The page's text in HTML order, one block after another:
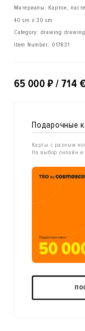
Материалы: Картон,
40 sm x 30 sm
Category: drawing drawing
Item Number: 017831
65 000 ₽ / 714
Подарочные
Карты с разным
На выбор онлайн